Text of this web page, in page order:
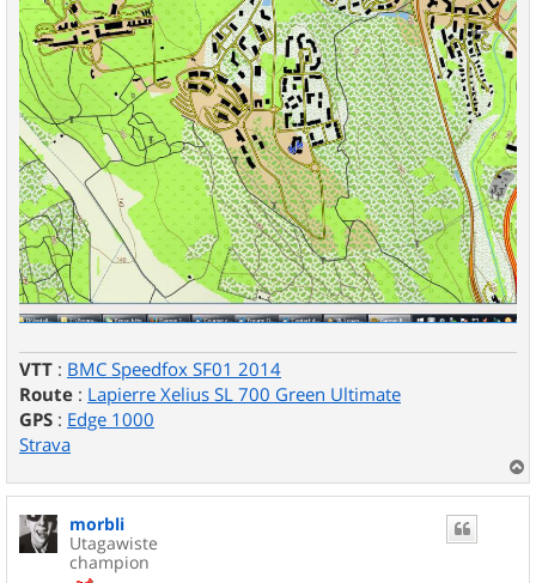
VTT : BMC Speedfox SF01 2014
Route : Lapierre Xelius SL 700 Green Ultimate
GPS : Edge 1000
Strava
a
morbli
Utagawiste
champion